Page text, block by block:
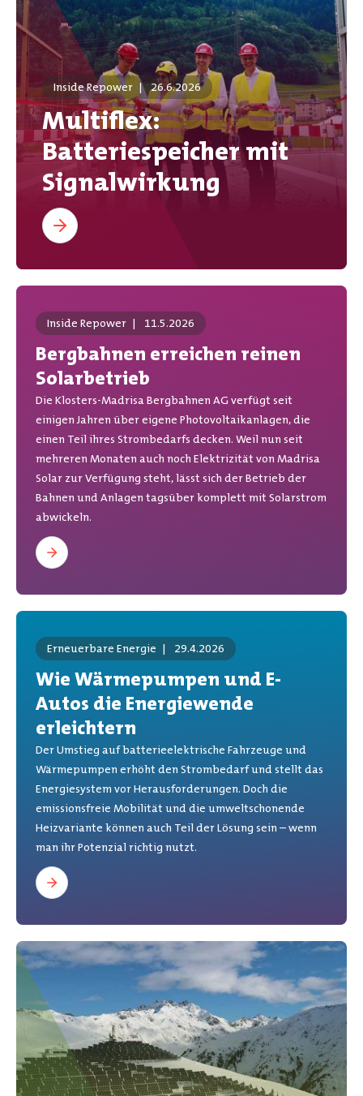
Inside Repower | 26.6.2026
Multiflex:
Batteriespeicher mit
Signalwirkung
Inside Repower | 11.5.2026
Bergbahnen erreichen reinen
Solarbetrieb
Die Klosters-Madrisa Bergbahnen AG verfügt seit
einigen Jahren über eigene Photovoltaikanlagen, die
einen Teil ihres Strombedarfs decken. Weil nun seit
mehreren Monaten auch noch Elektrizität von Madrisa
Solar zur Verfügung steht, lässt sich der Betrieb der
Bahnen und Anlagen tagsüber komplett mit Solarstrom
abwickeln.
Erneuerbare Energie | 29.4.2026
Wie Wärmepumpen und E-
Autos die Energiewende
erleichtern
Der Umstieg auf batterieelektrische Fahrzeuge und
Wärmepumpen erhöht den Strombedarf und stellt das
Energiesystem vor Herausforderungen. Doch die
emissionsfreie Mobilität und die umweltschonende
Heizvariante können auch Teil der Lösung sein – wenn
man ihr Potenzial richtig nutzt.